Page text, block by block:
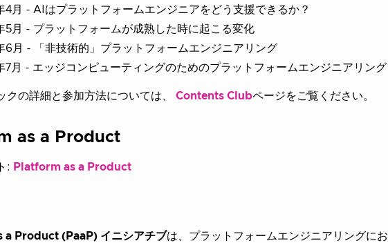
4月 - AIはプラットフォームエンジニアをどう支援できるか？
5月 - プラットフォームが成熟した時に起こる変化
6月 - 「非技術的」プラットフォームエンジニアリング
7月 - エッジコンピューティングのためのプラットフォームエンジニアリング
クの詳細と参加方法については、 Contents Clubページをご覧ください。
as a Product
: Platform as a Product
a Product (PaaP) イニシアチブは、プラットフォームエンジニアリングにお